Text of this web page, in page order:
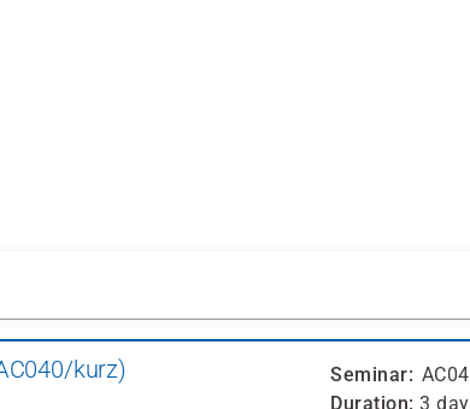
kurz) Seminar
Duration 3